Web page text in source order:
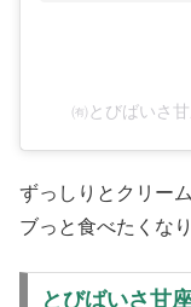
㈲とびばいさ
ずっしりとクリー
ブっと食べたくな
とびばいさ甘